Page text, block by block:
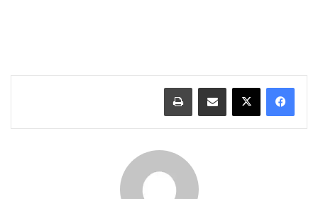
مشاركة عبر البريد طباعة